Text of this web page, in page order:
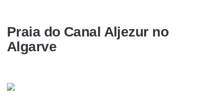
Praia do Canal Aljezur no
Algarve